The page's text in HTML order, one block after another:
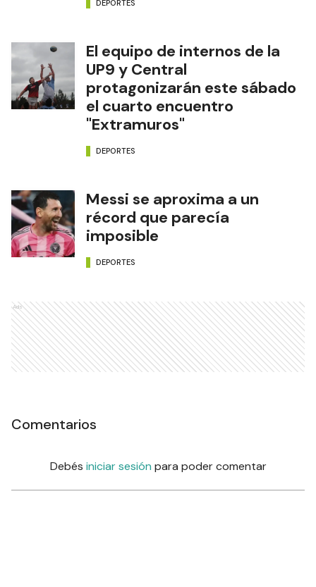
DEPORTES
El equipo de internos de la
UP9 y Central
protagonizarán este sábado
el cuarto encuentro
"Extramuros"
DEPORTES
Messi se aproxima a un
récord que parecía
imposible
DEPORTES
Ads
Comentarios
Debés iniciar sesión para poder comentar